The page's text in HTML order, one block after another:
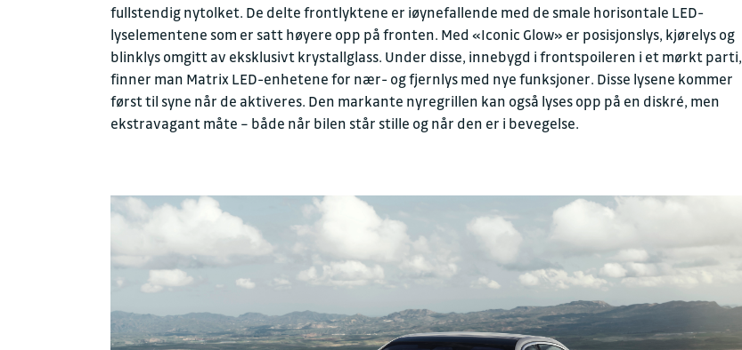
fullstendig nytolket. De delte frontlyktene er iøynefallende med de smale horisontale LED-
lyselementene som er satt høyere opp på fronten. Med «Iconic Glow» er posisjonslys, kjørelys og
blinklys omgitt av eksklusivt krystallglass. Under disse, innebygd i frontspoileren i et mørkt parti,
finner man Matrix LED-enhetene for nær- og fjernlys med nye funksjoner. Disse lysene kommer
først til syne når de aktiveres. Den markante nyregrillen kan også lyses opp på en diskré, men
ekstravagant måte – både når bilen står stille og når den er i bevegelse.